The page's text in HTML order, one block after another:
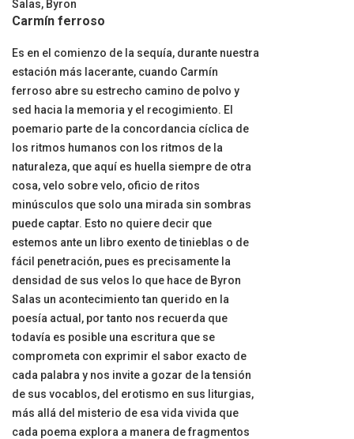
Salas, Byron
Carmín ferroso
Es en el comienzo de la sequía, durante nuestra
estación más lacerante, cuando Carmín
ferroso abre su estrecho camino de polvo y
sed hacia la memoria y el recogimiento. El
poemario parte de la concordancia cíclica de
los ritmos humanos con los ritmos de la
naturaleza, que aquí es huella siempre de otra
cosa, velo sobre velo, oficio de ritos
minúsculos que solo una mirada sin sombras
puede captar. Esto no quiere decir que
estemos ante un libro exento de tinieblas o de
fácil penetración, pues es precisamente la
densidad de sus velos lo que hace de Byron
Salas un acontecimiento tan querido en la
poesía actual, por tanto nos recuerda que
todavía es posible una escritura que se
comprometa con exprimir el sabor exacto de
cada palabra y nos invite a gozar de la tensión
de sus vocablos, del erotismo en sus liturgias,
más allá del misterio de esa vida vivida que
cada poema explora a manera de fragmentos